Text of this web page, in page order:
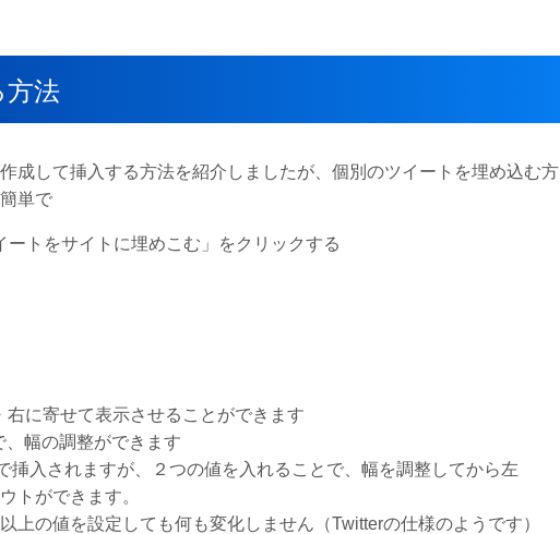
法
成して挿入する方法を紹介しましたが、個別のツイートを埋め込む方
単で
トをサイトに埋めこむ」をクリックする
右に寄せて表示させることができます
、幅の調整ができます
入されますが、２つの値を入れることで、幅を調整してから左
トができます。
の値を設定しても何も変化しません（Twitterの仕様のようです）